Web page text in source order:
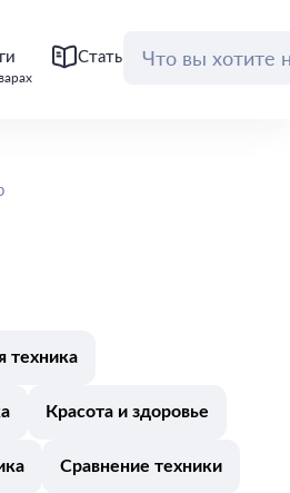
Статьи Обзоры
техника
Красота и здоровье
Сравнение техники